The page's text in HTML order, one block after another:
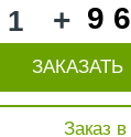
+ 9
Заказ
ЗАКАЗАТЬ